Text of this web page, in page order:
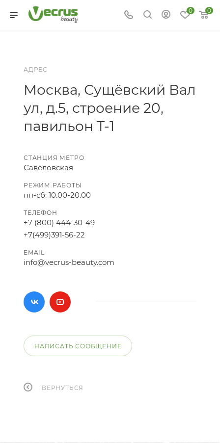
0 0
АДРЕС
Москва, Сущёвский Вал
ул, д.5, строение 20,
павильон Т-1
СТАНЦИЯ МЕТРО
Савёловская
РЕЖИМ РАБОТЫ
пн-сб: 10.00-20.00
ТЕЛЕФОН
+7 (800) 444-30-49
+7(499)391-56-22
EMAIL
info@vecrus-beauty.com
НАПИСАТЬ СООБЩЕНИЕ
ВЕРНУТЬСЯ